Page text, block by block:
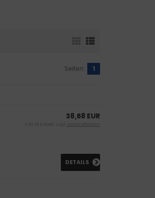
Seiten: 1
38,68 EUR
inkl. 19 % MwSt. zzgl. Versandkosten
DETAILS